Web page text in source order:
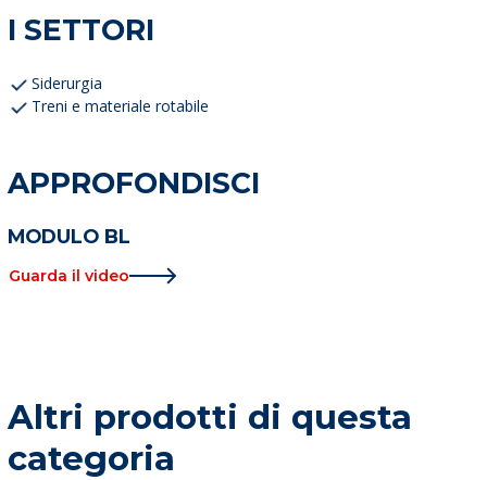
I SETTORI
Siderurgia
Treni e materiale rotabile
APPROFONDISCI
MODULO BL
Guarda il video
Altri prodotti di questa
categoria